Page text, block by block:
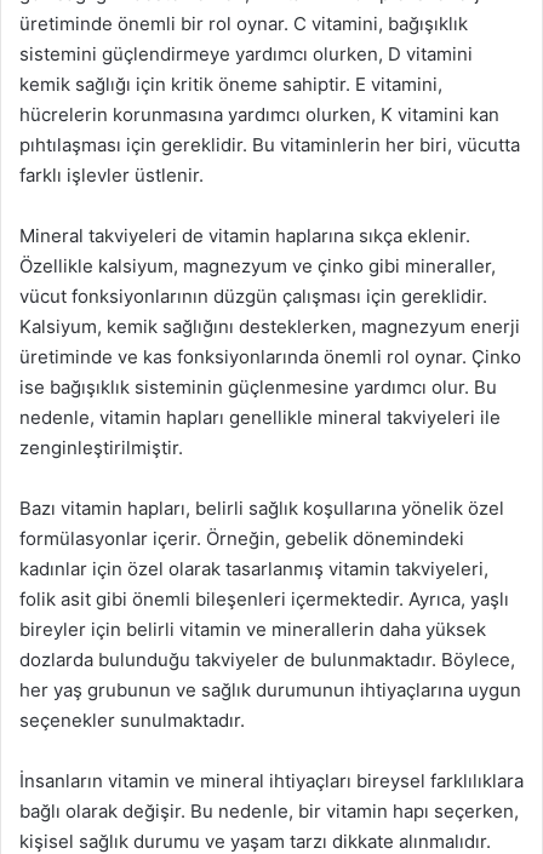
üretiminde önemli bir rol oynar. C vitamini, bağışıklık
sistemini güçlendirmeye yardımcı olurken, D vitamini
kemik sağlığı için kritik öneme sahiptir. E vitamini,
hücrelerin korunmasına yardımcı olurken, K vitamini kan
pıhtılaşması için gereklidir. Bu vitaminlerin her biri, vücutta
farklı işlevler üstlenir.
Mineral takviyeleri de vitamin haplarına sıkça eklenir.
Özellikle kalsiyum, magnezyum ve çinko gibi mineraller,
vücut fonksiyonlarının düzgün çalışması için gereklidir.
Kalsiyum, kemik sağlığını desteklerken, magnezyum enerji
üretiminde ve kas fonksiyonlarında önemli rol oynar. Çinko
ise bağışıklık sisteminin güçlenmesine yardımcı olur. Bu
nedenle, vitamin hapları genellikle mineral takviyeleri ile
zenginleştirilmiştir.
Bazı vitamin hapları, belirli sağlık koşullarına yönelik özel
formülasyonlar içerir. Örneğin, gebelik dönemindeki
kadınlar için özel olarak tasarlanmış vitamin takviyeleri,
folik asit gibi önemli bileşenleri içermektedir. Ayrıca, yaşlı
bireyler için belirli vitamin ve minerallerin daha yüksek
dozlarda bulunduğu takviyeler de bulunmaktadır. Böylece,
her yaş grubunun ve sağlık durumunun ihtiyaçlarına uygun
seçenekler sunulmaktadır.
İnsanların vitamin ve mineral ihtiyaçları bireysel farklılıklara
bağlı olarak değişir. Bu nedenle, bir vitamin hapı seçerken,
kişisel sağlık durumu ve yaşam tarzı dikkate alınmalıdır.